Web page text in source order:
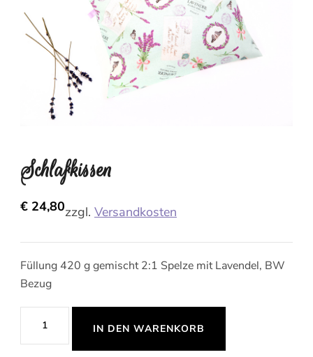
Schlafkissen
€ 24,80zzgl. Versandkosten
Füllung 420 g gemischt 2:1 Spelze mit Lavendel, BW
Bezug
Schlafkissen
Menge
IN DEN WARENKORB